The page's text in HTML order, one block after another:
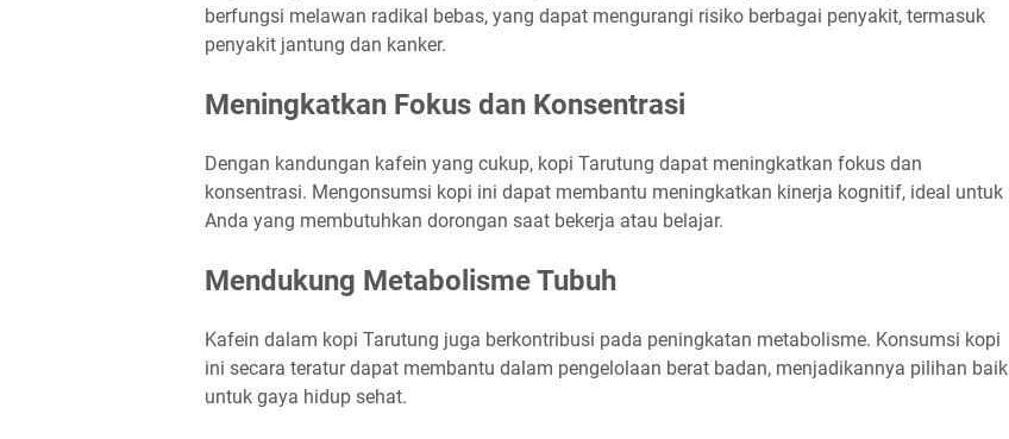
berfungsi melawan radikal bebas, yang dapat mengurangi risiko berbagai penyakit, termasuk
penyakit jantung dan kanker.
Meningkatkan Fokus dan Konsentrasi
Dengan kandungan kafein yang cukup, kopi Tarutung dapat meningkatkan fokus dan
konsentrasi. Mengonsumsi kopi ini dapat membantu meningkatkan kinerja kognitif, ideal untuk
Anda yang membutuhkan dorongan saat bekerja atau belajar.
Mendukung Metabolisme Tubuh
Kafein dalam kopi Tarutung juga berkontribusi pada peningkatan metabolisme. Konsumsi kopi
ini secara teratur dapat membantu dalam pengelolaan berat badan, menjadikannya pilihan baik
untuk gaya hidup sehat.